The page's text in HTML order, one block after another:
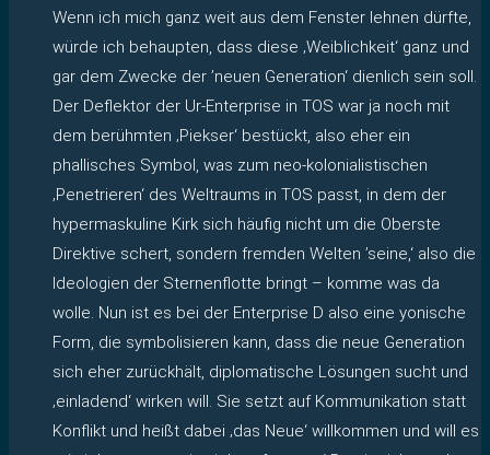
Wenn ich mich ganz weit aus dem Fenster lehnen dürfte,
würde ich behaupten, dass diese ‚Weiblichkeit‘ ganz und
gar dem Zwecke der ’neuen Generation‘ dienlich sein soll.
Der Deflektor der Ur-Enterprise in TOS war ja noch mit
dem berühmten ‚Piekser‘ bestückt, also eher ein
phallisches Symbol, was zum neo-kolonialistischen
‚Penetrieren‘ des Weltraums in TOS passt, in dem der
hypermaskuline Kirk sich häufig nicht um die Oberste
Direktive schert, sondern fremden Welten ’seine,‘ also die
Ideologien der Sternenflotte bringt – komme was da
wolle. Nun ist es bei der Enterprise D also eine yonische
Form, die symbolisieren kann, dass die neue Generation
sich eher zurückhält, diplomatische Lösungen sucht und
‚einladend‘ wirken will. Sie setzt auf Kommunikation statt
Konflikt und heißt dabei ‚das Neue‘ willkommen und will es